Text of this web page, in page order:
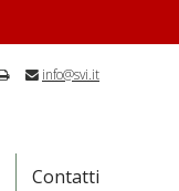
info@svi.it
Contatti